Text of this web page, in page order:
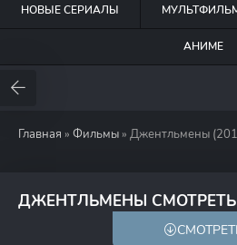
НОВЫЕ СЕРИАЛЫ
АНИМЕ
Главная » Фильмы » Джентльмены
ДЖЕНТЛЬМЕНЫ 8.6 7.8